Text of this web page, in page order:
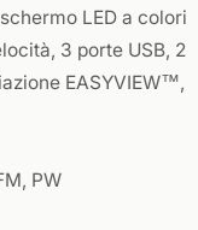
LED a colori
3 porte USB, 2
EASYVIEW™,
PW